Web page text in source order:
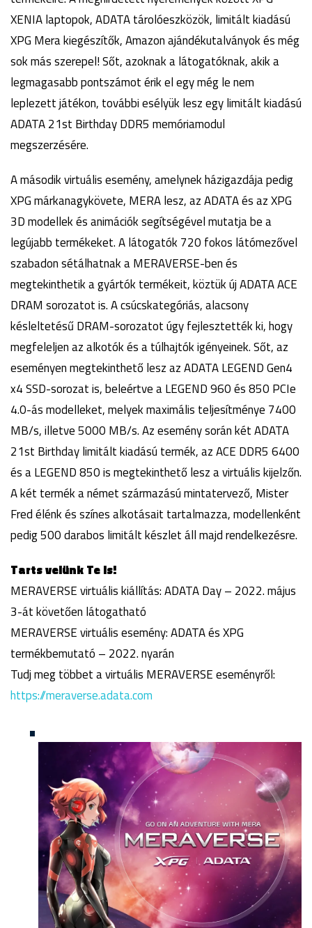
XENIA laptopok, ADATA tárolóeszközök, limitált kiadású
XPG Mera kiegészítők, Amazon ajándékutalványok és még
sok más szerepel! Sőt, azoknak a látogatóknak, akik a
legmagasabb pontszámot érik el egy még le nem
leplezett játékon, további esélyük lesz egy limitált kiadású
ADATA 21st Birthday DDR5 memóriamodul
megszerzésére.
A második virtuális esemény, amelynek házigazdája pedig
XPG márkanagykövete, MERA lesz, az ADATA és az XPG
3D modellek és animációk segítségével mutatja be a
legújabb termékeket. A látogatók 720 fokos látómezővel
szabadon sétálhatnak a MERAVERSE-ben és
megtekinthetik a gyártók termékeit, köztük új ADATA ACE
DRAM sorozatot is. A csúcskategóriás, alacsony
késleltetésű DRAM-sorozatot úgy fejlesztették ki, hogy
megfeleljen az alkotók és a túlhajtók igényeinek. Sőt, az
eseményen megtekinthető lesz az ADATA LEGEND Gen4
x4 SSD-sorozat is, beleértve a LEGEND 960 és 850 PCIe
4.0-ás modelleket, melyek maximális teljesítménye 7400
MB/s, illetve 5000 MB/s. Az esemény során két ADATA
21st Birthday limitált kiadású termék, az ACE DDR5 6400
és a LEGEND 850 is megtekinthető lesz a virtuális kijelzőn.
A két termék a német származású mintatervező, Mister
Fred élénk és színes alkotásait tartalmazza, modellenként
pedig 500 darabos limitált készlet áll majd rendelkezésre.
Tarts velünk Te is!
MERAVERSE virtuális kiállítás: ADATA Day – 2022. május
3-át követően látogatható
MERAVERSE virtuális esemény: ADATA és XPG
termékbemutató – 2022. nyarán
Tudj meg többet a virtuális MERAVERSE eseményről:
https://meraverse.adata.com